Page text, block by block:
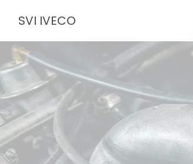
SVI IVECO